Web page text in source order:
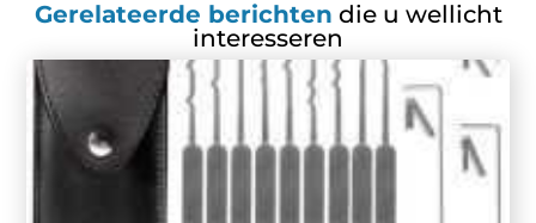
Gerelateerde berichten die u wellicht
interesseren